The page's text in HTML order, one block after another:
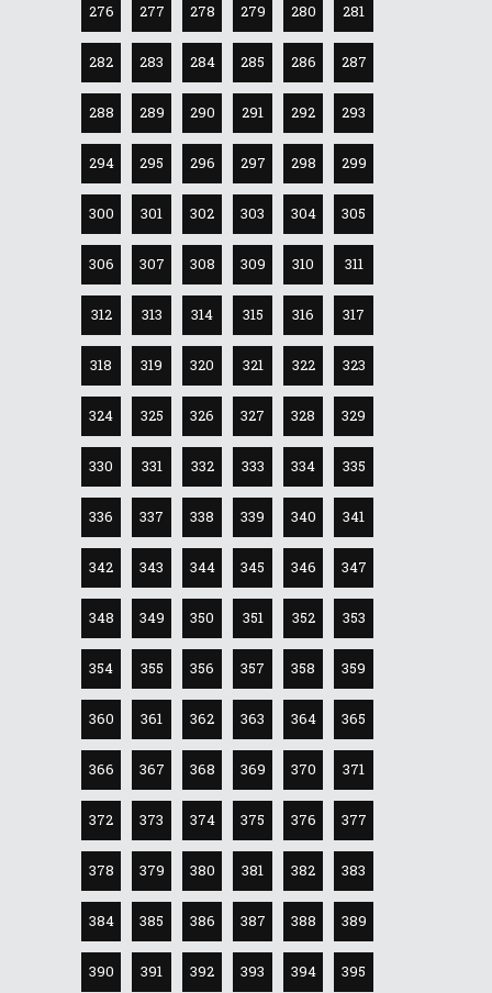
276 277 278 279 280 281
282 283 284 285 286 287
288 289 290 291 292 293
294 295 296 297 298 299
300 301 302 303 304 305
306 307 308 309 310 311
312 313 314 315 316 317
318 319 320 321 322 323
324 325 326 327 328 329
330 331 332 333 334 335
336 337 338 339 340 341
342 343 344 345 346 347
348 349 350 351 352 353
354 355 356 357 358 359
360 361 362 363 364 365
366 367 368 369 370 371
372 373 374 375 376 377
378 379 380 381 382 383
384 385 386 387 388 389
390 391 392 393 394 395